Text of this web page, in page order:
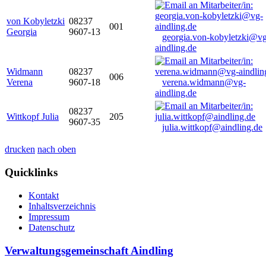
von Kobyletzki
Georgia
08237
9607-13
001
georgia.von-
aindling.de
Widmann
Verena
08237
9607-18
006
verena.widmann@vg-
aindling.de
Wittkopf Julia
08237
9607-35
205
julia.wittkopf@aindling.de
drucken nach oben
Quicklinks
Kontakt
Inhaltsverzeichnis
Impressum
Datenschutz
Verwaltungsgemeinschaft Aindling